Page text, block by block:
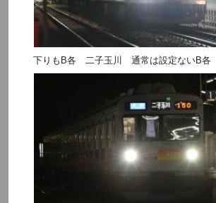
下りもB各 二子玉川 通常は設定ないB各